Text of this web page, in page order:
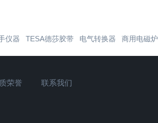
仪器 TESA德莎胶带 电气转换器 商用电磁炉
荣誉 联系我们